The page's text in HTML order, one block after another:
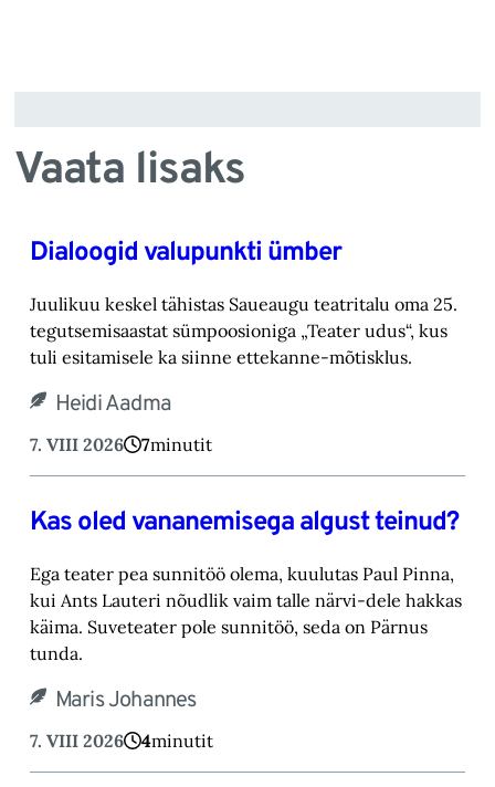
Vaata lisaks
Dialoogid valupunkti ümber
Juulikuu keskel tähistas Saueaugu teatritalu oma 25.
tegutsemisaastat sümpoosioniga „Teater ‎udus“, kus
tuli esitamisele ka siinne ettekanne-mõtisklus.‎
Heidi Aadma
7. VIII 2026 7minutit
Kas oled vananemisega algust teinud?
Ega teater pea sunnitöö olema, kuulutas Paul Pinna,
kui Ants Lauteri nõudlik vaim talle närvi-‎dele hakkas
käima. Suveteater pole sunnitöö, seda on Pärnus
tunda.‎
Maris Johannes
7. VIII 2026 4minutit